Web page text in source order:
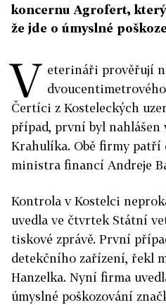
koncernu Agrofert,
že jde o úmyslné
V eterináři prověřují
Čertíci z Kosteleckých
případ, první byl nahlášen
Krahulíka. Obě firmy
ministra financí Andreje
Kontrola v Kostelci
uvedla ve čtvrtek Státní
tiskové zprávě. První
detekčního zařízení, řekl
Hanzelka. Nyní firma
úmyslné poškozování